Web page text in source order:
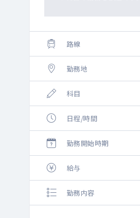
路線
勤務地
科目
日程/時間
勤務開始時期
給与
勤務内容